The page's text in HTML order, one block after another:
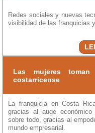
Redes sociales y nuevas
visibilidad de las franquicias
Las mujeres
costarricense
La franquicia en Costa
gracias al auge
sobre todo, gracias al
mundo empresarial.